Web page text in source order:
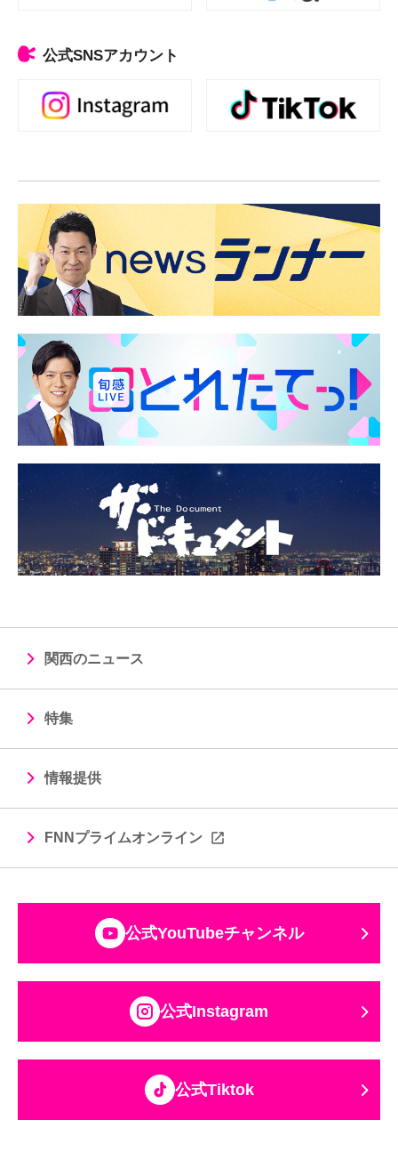
公式SNSアカウント
関西のニュース
特集
情報提供
FNNプライムオンライン
公式YouTubeチャンネル
公式Instagram
公式Tiktok